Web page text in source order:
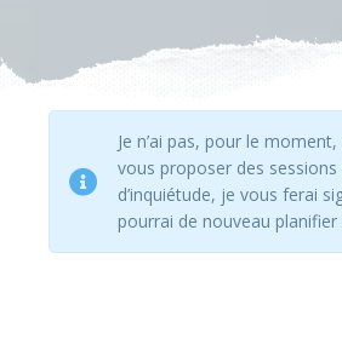
Je n’ai pas, pour le
vous proposer des sessions
d’inquiétude, je vous ferai
pourrai de nouveau planifier